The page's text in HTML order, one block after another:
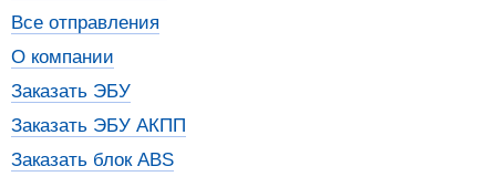
Все отправления
О компании
Заказать ЭБУ
Заказать ЭБУ АКПП
Заказать блок ABS